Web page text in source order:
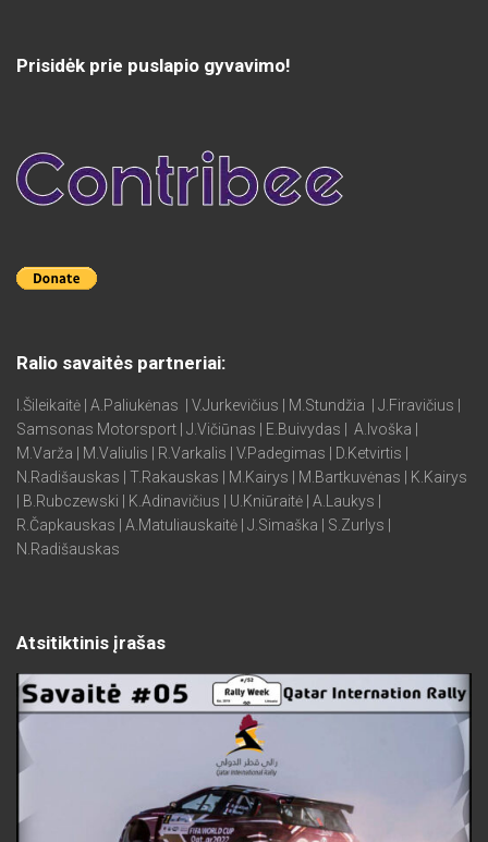
Prisidėk prie puslapio gyvavimo!
Ralio savaitės partneriai:
I.Šileikaitė | A.Paliukėnas | V.Jurkevičius | M.Stundžia | J.Firavičius |
Samsonas Motorsport | J.Vičiūnas | E.Buivydas | A.Ivoška |
M.Varža | M.Valiulis | R.Varkalis | V.Padegimas | D.Ketvirtis |
N.Radišauskas | T.Rakauskas | M.Kairys | M.Bartkuvėnas | K.Kairys
| B.Rubczewski | K.Adinavičius | U.Kniūraitė | A.Laukys |
R.Čapkauskas | A.Matuliauskaitė | J.Simaška | S.Zurlys |
N.Radišauskas
Atsitiktinis įrašas